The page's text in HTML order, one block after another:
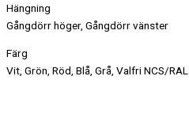
Hängning
Gångdörr höger, Gångdörr vänster
Färg
Vit, Grön, Röd, Blå, Grå, Valfri NCS/RAL